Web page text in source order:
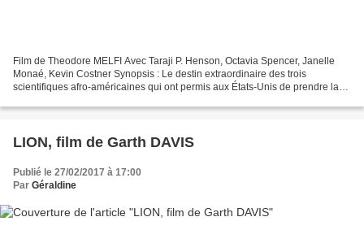
Film de Theodore MELFI Avec Taraji P. Henson, Octavia Spencer, Janelle
Monaé, Kevin Costner Synopsis : Le destin extraordinaire des trois
scientifiques afro-américaines qui ont permis aux États-Unis de prendre la
LION, film de Garth DAVIS
Publié le 27/02/2017 à 17:00
Par Géraldine